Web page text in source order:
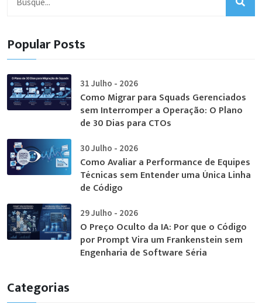
Popular Posts
31 Julho - 2026
Como Migrar para Squads Gerenciados
sem Interromper a Operação: O Plano
de 30 Dias para CTOs
30 Julho - 2026
Como Avaliar a Performance de Equipes
Técnicas sem Entender uma Única Linha
de Código
29 Julho - 2026
O Preço Oculto da IA: Por que o Código
por Prompt Vira um Frankenstein sem
Engenharia de Software Séria
Categorias